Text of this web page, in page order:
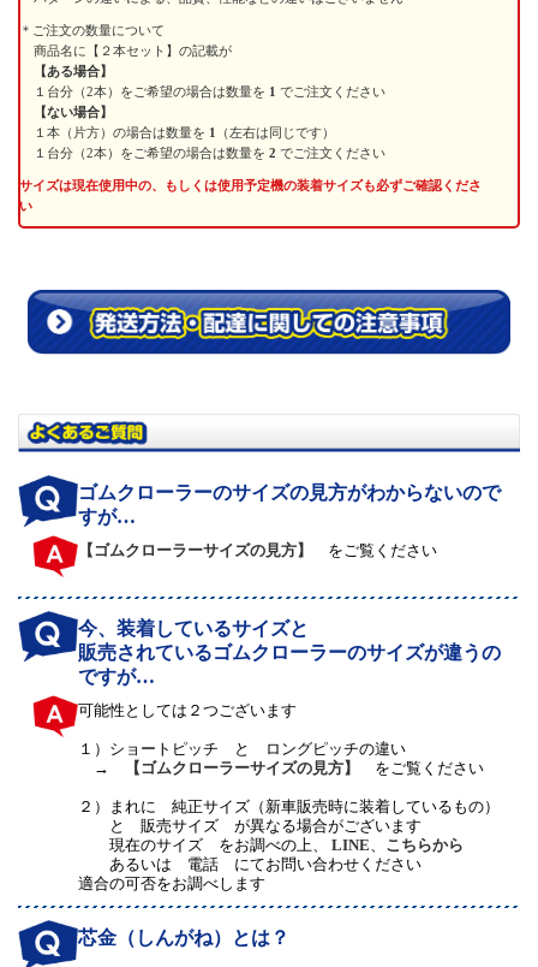
ご注文の数量について
商品名に【２本セット】の記載が
【ある場合】
１台分（2本）をご希望の場合は数量を 1 でご注文ください
【ない場合】
１本（片方）の場合は数量を 1
（左右は同じです）
１台分（2本）をご希望の場合は数量を 2 でご注文ください
サイズは現在使用中の、もしくは使用予定機の装着サイズも必ずご確認くださ
い
ゴムクローラーのサイズの見方がわからないので
すが…
【ゴムクローラーサイズの見方】 をご覧ください
今、装着しているサイズと
販売されているゴムクローラーのサイズが違うの
ですが…
可能性としては２つございます
１） ショートピッチ と ロングピッチの違い
→
【ゴムクローラーサイズの見方】 をご覧ください
２）
まれに 純正サイズ（新車販売時に装着しているもの）
と 販売サイズ が異なる場合がございます
現在のサイズ をお調べの上、LINE、 こちらから
あるいは 電話 にてお問い合わせください
適合の可否をお調べします
芯金（しんがね）とは？